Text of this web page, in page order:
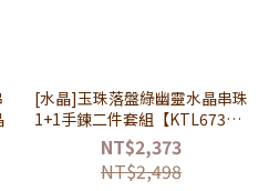
[水晶]玉珠落盤綠幽靈水晶串珠
1+1手鍊二件套組【KTL673】-
綠幽靈
NT$2,373
NT$2,498